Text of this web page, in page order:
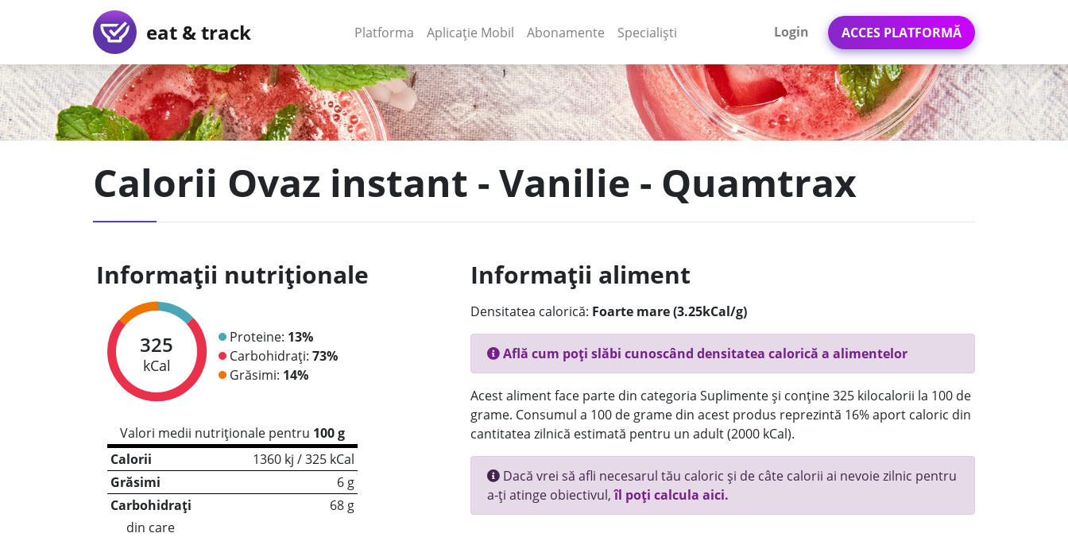
eat & track Platforma (current)
Aplicație Mobil (current)
Abonamente Specialiști Login ACCES PLATFORMĂ
Calorii Ovaz instant - Vanilie - Quamtrax
Informații nutriționale
325
kCal
Proteine: 13%
Carbohidrați: 73%
Grăsimi: 14%
Valori medii nutriționale pentru 100 g
Calorii
1360 kj / 325 kCal
Grăsimi
6 g
Carbohidrați
68 g
din care
Informații aliment
Densitatea calorică: Foarte mare (3.25kCal/g)
Află cum poți slăbi cunoscând densitatea calorică a alimentelor
Acest aliment face parte din categoria Suplimente și conține 325 kilocalorii la 100 de
grame. Consumul a 100 de grame din acest produs reprezintă 16% aport caloric din
cantitatea zilnică estimată pentru un adult (2000 kCal).
Dacă vrei să afli necesarul tău caloric și de câte calorii ai nevoie zilnic pentru
a-ți atinge obiectivul,îl poți calcula aici.